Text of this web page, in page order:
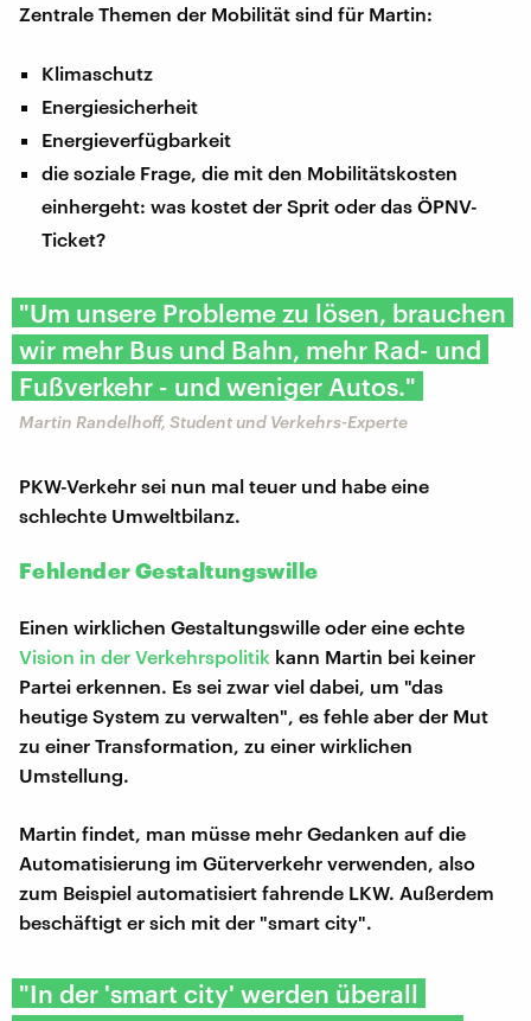
Zentrale Themen der Mobilität sind für Martin:
Klimaschutz
Energiesicherheit
Energieverfügbarkeit
die soziale Frage, die mit den Mobilitätskosten
einhergeht: was kostet der Sprit oder das ÖPNV-
Ticket?
"Um unsere Probleme zu lösen, brauchen
wir mehr Bus und Bahn, mehr Rad- und
Fußverkehr - und weniger Autos."
Martin Randelhoff, Student und Verkehrs-Experte
PKW-Verkehr sei nun mal teuer und habe eine
schlechte Umweltbilanz.
Fehlender Gestaltungswille
Einen wirklichen Gestaltungswille oder eine echte
Vision in der Verkehrspolitik kann Martin bei keiner
Partei erkennen. Es sei zwar viel dabei, um "das
heutige System zu verwalten", es fehle aber der Mut
zu einer Transformation, zu einer wirklichen
Umstellung.
Martin findet, man müsse mehr Gedanken auf die
Automatisierung im Güterverkehr verwenden, also
zum Beispiel automatisiert fahrende LKW. Außerdem
beschäftigt er sich mit der "smart city".
"In der 'smart city' werden überall